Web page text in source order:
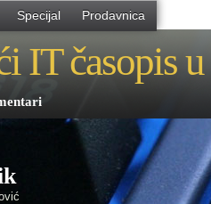
Specijal Prodavnica
IT časopis